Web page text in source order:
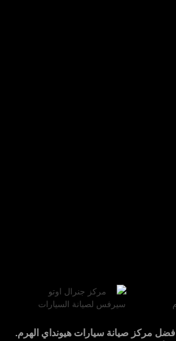
مركز صيانة سيارات هيونداي الهرم.